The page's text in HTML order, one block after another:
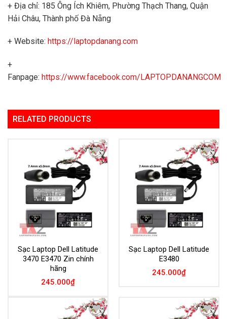
+ Địa chỉ: 185 Ông Ích Khiêm, Phường Thạch Thang, Quận
Hải Châu, Thành phố Đà Nẵng
+ Website: https://laptopdanang.com
+
Fanpage: https://www.facebook.com/LAPTOPDANANGCOM
RELATED PRODUCTS
Add to
Wishlist
Sạc Laptop Dell Latitude
3470 E3470 Zin chính
hãng
245.000₫
Add to
Wishlist
Sạc Laptop Dell Latitude
E3480
245.000₫